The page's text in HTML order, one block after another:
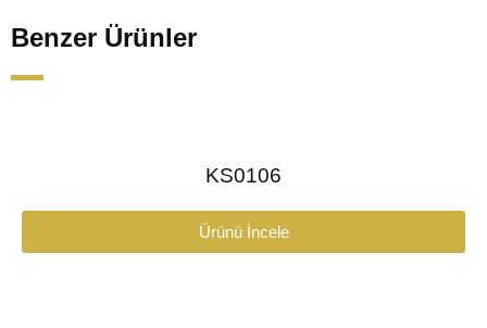
Benzer Ürünler
KS0106
Ürünü İncele